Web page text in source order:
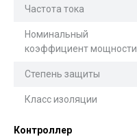
Частота тока
Номинальный
коэффициент мощности
Степень защиты
Класс изоляции
Контроллер